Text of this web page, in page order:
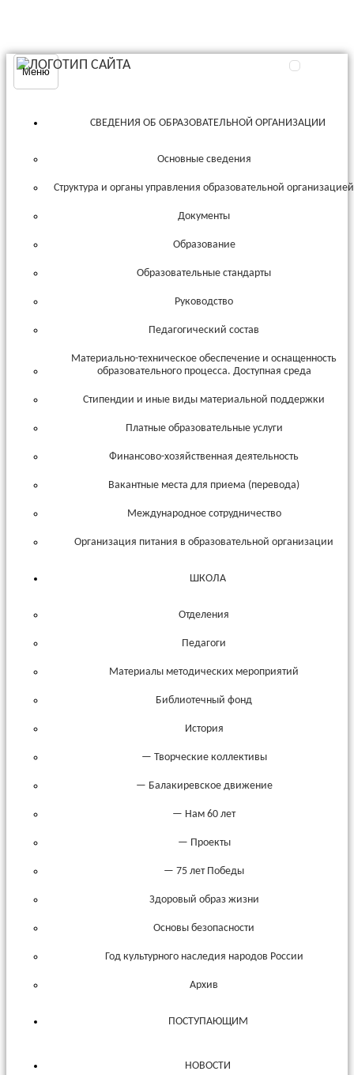
Меню
СВЕДЕНИЯ ОБ ОБРАЗОВАТЕЛЬНОЙ ОРГАНИЗАЦИИ
Основные сведения
Структура и органы управления образовательной организацией
Документы
Образование
Образовательные стандарты
Руководство
Педагогический состав
Материально-техническое обеспечение и оснащенность
образовательного процесса. Доступная среда
Стипендии и иные виды материальной поддержки
Платные образовательные услуги
Финансово-хозяйственная деятельность
Вакантные места для приема (перевода)
Международное сотрудничество
Организация питания в образовательной организации
ШКОЛА
Отделения
Педагоги
Материалы методических мероприятий
Библиотечный фонд
История
— Творческие коллективы
— Балакиревское движение
— Нам 60 лет
— Проекты
— 75 лет Победы
Здоровый образ жизни
Основы безопасности
Год культурного наследия народов России
Архив
ПОСТУПАЮЩИМ
НОВОСТИ